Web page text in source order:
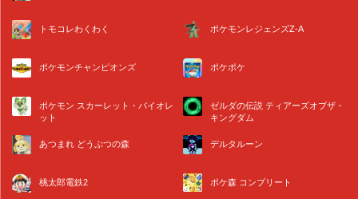
トモコレわくわく ポケモンレジェンズZ-A
ポケモンチャンピオンズ ポケポケ
ポケモン スカーレット・バイオレ
ット
ゼルダの伝説 ティアーズオブザ・
キングダム
あつまれ どうぶつの森 デルタルーン
桃太郎電鉄2 ポケ森 コンプリート